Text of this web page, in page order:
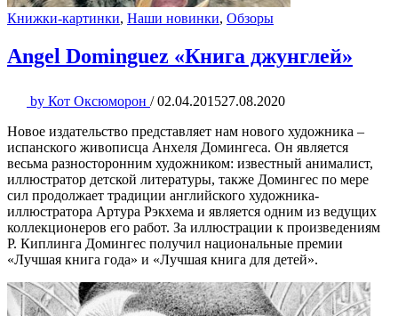
Книжки-картинки, Наши новинки, Обзоры
Angel Dominguez «Книга джунглей»
by Кот Оксюморон / 02.04.201527.08.2020
Новое издательство представляет нам нового художника –
испанского живописца Анхеля Домингеса. Он является
весьма разносторонним художником: известный анималист,
иллюстратор детской литературы, также Домингес по мере
сил продолжает традиции английского художника-
иллюстратора Артура Рэкхема и является одним из ведущих
коллекционеров его работ. За иллюстрации к произведениям
Р. Киплинга Домингес получил национальные премии
«Лучшая книга года» и «Лучшая книга для детей».